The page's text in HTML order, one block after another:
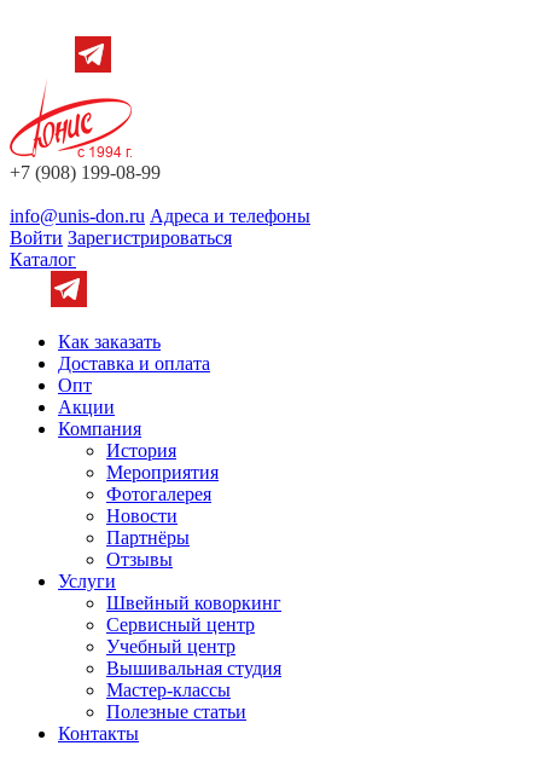
+7 (908) 199-08-99
info@unis-don.ru Адреса и телефоны
Войти Зарегистрироваться
Каталог
Как заказать
Доставка и оплата
Опт
Акции
Компания
История
Мероприятия
Фотогалерея
Новости
Партнёры
Отзывы
Услуги
Швейный коворкинг
Сервисный центр
Учебный центр
Вышивальная студия
Мастер-классы
Полезные статьи
Контакты